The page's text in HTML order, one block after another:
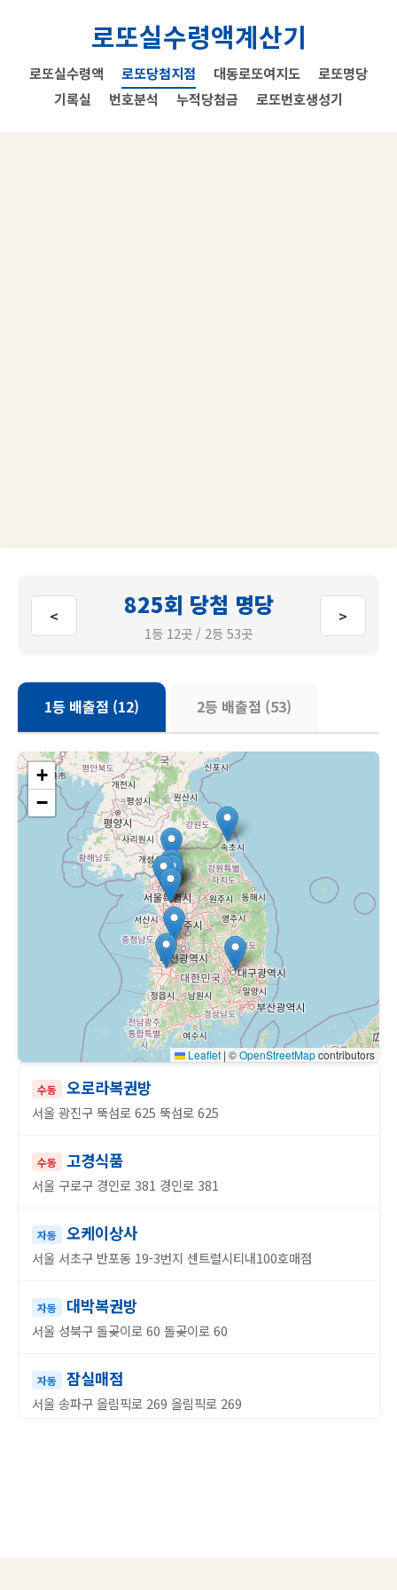
로또실수령액계산기
로또실수령액 로또당첨지점 대동로또여지도
로또명당
기록실
번호분석 누적당첨금 로또번호생성기
< 825회 당첨 명당
1등 12곳 / 2등 53곳
>
1등 배출점 (12) 2등 배출점 (53)
수동 오로라복권방
서울 광진구 뚝섬로 625 뚝섬로 625
수동 고경식품
서울 구로구 경인로 381 경인로 381
자동 오케이상사
서울 서초구 반포동 19-3번지 센트럴시티내100호매점
자동 대박복권방
서울 성북구 돌곶이로 60 돌곶이로 60
자동 잠실매점
서울 송파구 올림픽로 269 올림픽로 269
+
−
Leaflet | ©OpenStreetMapcontributors